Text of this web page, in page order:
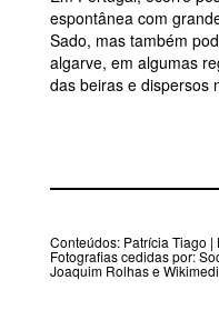
espontânea com
Sado, mas também
algarve, em algumas
das beiras e dispersos
Conteúdos: Patrícia Tiago |
Fotografias cedidas por:
Joaquim Rolhas e